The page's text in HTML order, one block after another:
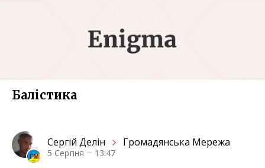
Балістика
Сергiй Делін Громадянська Мережа
5 Серпня 13:47